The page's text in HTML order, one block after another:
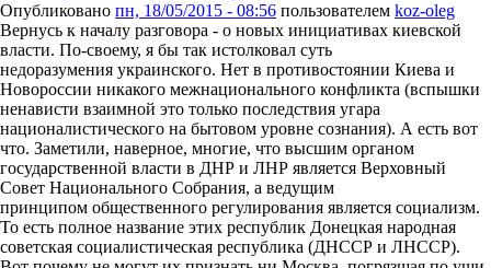
Опубликовано пн, 18/05/2015 - 08:56 пользователем koz-oleg
Вернусь к началу разговора - о новых инициативах киевской
власти. По-своему, я бы так истолковал суть
недоразумения украинского. Нет в противостоянии Киева и
Новороссии никакого межнационального конфликта (вспышки
ненависти взаимной это только последствия угара
националистического на бытовом уровне сознания). А есть вот
что. Заметили, наверное, многие, что высшим органом
государственной власти в ДНР и ЛНР является Верховный
Совет Национального Собрания, а ведущим
принципом общественного регулирования является социализм.
То есть полное название этих республик Донецкая народная
советская социалистическая республика (ДНССР и ЛНССР).